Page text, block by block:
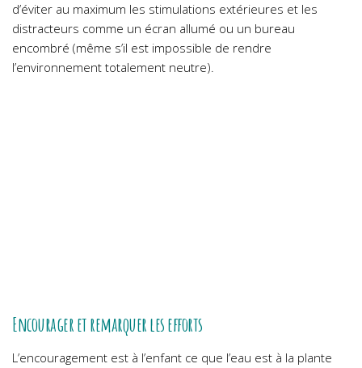
d’éviter au maximum les stimulations extérieures et les
distracteurs comme un écran allumé ou un bureau
encombré (même s’il est impossible de rendre
l’environnement totalement neutre).
Encourager et remarquer les efforts
L’encouragement est à l’enfant ce que l’eau est à la plante